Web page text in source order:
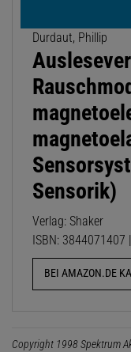
Durdaut, Phillip
Sensorik)
Verlag: Shaker
ISBN: 3844071407
BEI AMAZON.DE
Copyright 1998 Spektrum